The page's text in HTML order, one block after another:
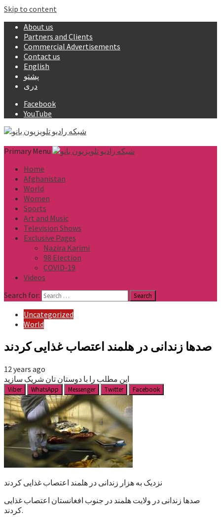
Skip to content
About us
Partners and Clients
Commercial Advertisements
Contact us
English
پشتو
دری
Facebook
YouTube
Primary Menu
Home
Afghanistan
World
Women
Sports
Art and Music
Television Shows
Exclusive Pages
Nazira Karimi
98 Election
COVID-19
Videos
Search for:
Uncategorized
World
صدها زندانی در هلمند اعتصاب غذایی کردند
12 years ago
این مطلب را با دوستان تان شریک سازید
Viber WhatsApp Messenger Twitter Facebook
نزدیک به هزار زندانی در هلمند اعتصاب غذایی کردند
صدها زندانی در ولایت هلمند در جنوب افغانستان اعتصاب غذایی
کردند.